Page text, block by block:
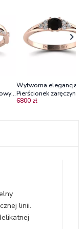
Wytworna elegancja -
Pierścionek
różowego złota z
6800 zł
linii.